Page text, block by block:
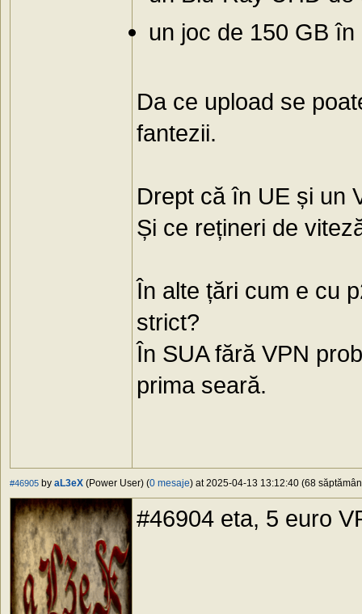
un joc de 150 GB în
Da ce upload se
fantezii.
Drept că în UE și un
Și ce rețineri de
În alte țări cum e cu
strict?
În SUA fără VPN
prima seară.
#46905 by aL3eX (Power User) (0 mesaje) at 2025-04-13 13:12:40 (68
#46904 eta, 5 euro